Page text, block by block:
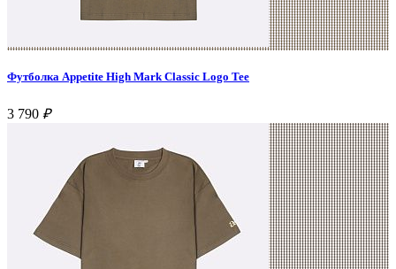
Футболка Appetite High Mark Classic Logo Tee
3 790 ₽